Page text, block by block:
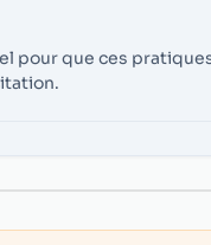
pour que ces